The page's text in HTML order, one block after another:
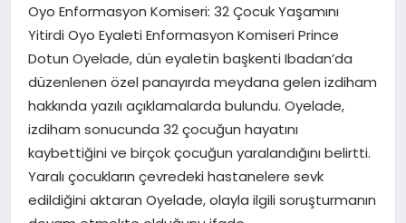
DÜNYA
MAGAZIN
Oyo Enformasyon Komiseri: 32 Çocuk Yaşamını
Yitirdi Oyo Eyaleti Enformasyon Komiseri Prince
Dotun Oyelade, dün eyaletin başkenti Ibadan’da
düzenlenen özel panayırda meydana gelen izdiham
hakkında yazılı açıklamalarda bulundu. Oyelade,
izdiham sonucunda 32 çocuğun hayatını
kaybettiğini ve birçok çocuğun yaralandığını belirtti.
Yaralı çocukların çevredeki hastanelere sevk
edildiğini aktaran Oyelade, olayla ilgili soruşturmanın